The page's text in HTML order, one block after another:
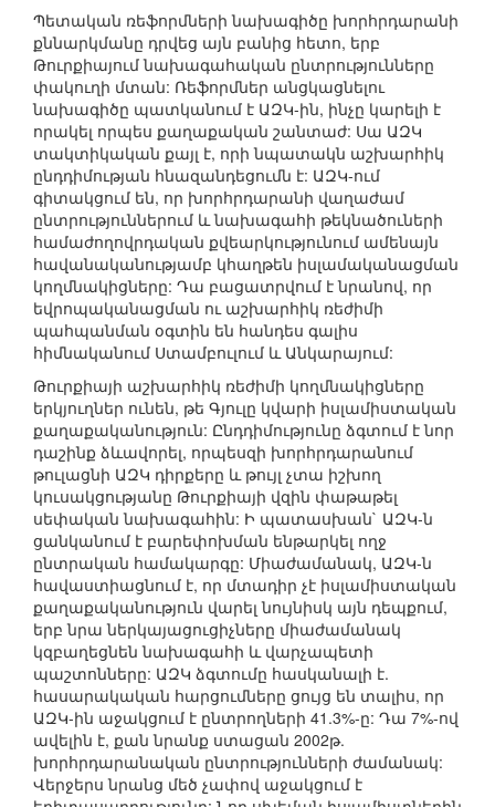
Պետական ռե‎ֆ‎‎‎‎‎որմների նախագիծը խորհրդարանի
քննարկմանը դրվեց այն բանից հետո, երբ
Թուրքիայում նախագահական ընտրությունները
փակուղի մտան: Ռե‎ֆ‎‎‎‎‎որմներ անցկացնելու
նախագիծը պատկանում է ԱԶԿ-ին, ինչը կարելի է
որակել որպես քաղաքական շանտաժ: Սա ԱԶԿ
տակտիկական քայլ է, որի նպատակն աշխարհիկ
ընդդիմության հնազանդեցումն է: ԱԶԿ-ում
գիտակցում են, որ խորհրդարանի վաղաժամ
ընտրություններում և նախագահի թեկնածուների
համաժողովրդական քվեարկությունում ամենայն
հավանականությամբ կհաղթեն իսլամականացման
կողմնակիցները: Դա բացատրվում է նրանով, որ
եվրոպականացման ու աշխարհիկ ռեժիմի
պահպանման օգտին են հանդես գալիս
հիմնականում Ստամբուլում և Անկարայում:
Թուրքիայի աշխարհիկ ռեժիմի կողմնակիցները
երկյուղներ ունեն, թե Գյուլը կվարի իսլամիստական
քաղաքականություն: Ընդդիմությունը ձգտում է նոր
դաշինք ձևավորել, որպեսզի խորհրդարանում
թուլացնի ԱԶԿ դիրքերը և թույլ չտա իշխող
կուսակցությանը Թուրքիայի վզին փաթաթել
սեփական նախագահին: Ի պատասխան` ԱԶԿ-ն
ցանկանում է բարեփոխման ենթարկել ողջ
ընտրական համակարգը: Միաժամանակ, ԱԶԿ-ն
հավաստիացնում է, որ մտադիր չէ իսլամիստական
քաղաքականություն վարել նույնիսկ այն դեպքում,
երբ նրա ներկայացուցիչները միաժամանակ
կզբաղեցնեն նախագահի և վարչապետի
պաշտոնները: ԱԶԿ ձգտումը հասկանալի է.
հասարակական հարցումները ցույց են տալիս, որ
ԱԶԿ-ին աջակցում է ընտրողների 41.3%-ը: Դա 7%-ով
ավելին է, քան նրանք ստացան 2002թ.
խորհրդարանական ընտրությունների ժամանակ:
Վերջերս նրանց մեծ չափով աջակցում է